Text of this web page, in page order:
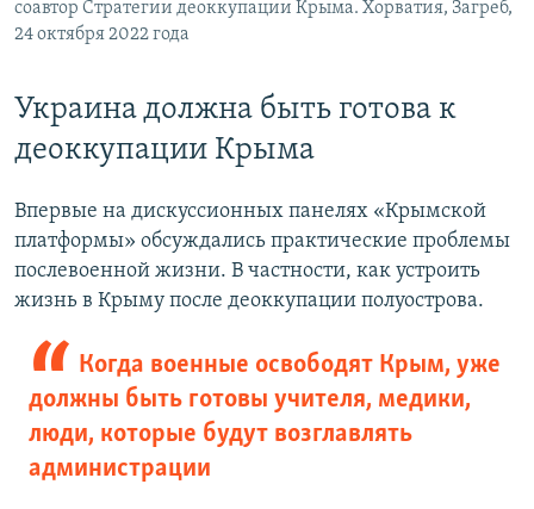
соавтор Стратегии деоккупации Крыма. Хорватия, Загреб,
24 октября 2022 года
Украина должна быть готова к
деоккупации Крыма
Впервые на дискуссионных панелях «Крымской
платформы» обсуждались практические проблемы
послевоенной жизни. В частности, как устроить
жизнь в Крыму после деоккупации полуострова.
Когда военные освободят Крым, уже
должны быть готовы учителя, медики,
люди, которые будут возглавлять
администрации